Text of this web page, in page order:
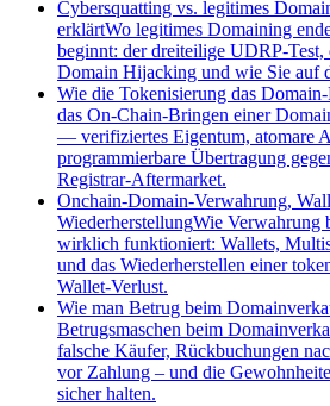
Cybersquatting vs. legitimes
erklärtWo legitimes Domaining
beginnt: der dreiteilige UDRP-Test,
Domain Hijacking und wie Sie auf
Wie die Tokenisierung das
das On-Chain-Bringen einer
— verifiziertes Eigentum, atomare
programmierbare Übertragung
Registrar-Aftermarket.
Onchain-Domain-Verwahrung,
WiederherstellungWie Verwahrung
wirklich funktioniert: Wallets,
und das Wiederherstellen einer
Wallet-Verlust.
Wie man Betrug beim
Betrugsmaschen beim
falsche Käufer, Rückbuchungen
vor Zahlung – und die
sicher halten.